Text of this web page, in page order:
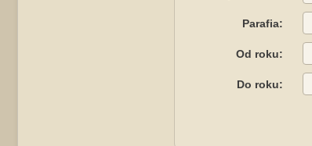
Parafia:
Od roku:
Do roku: